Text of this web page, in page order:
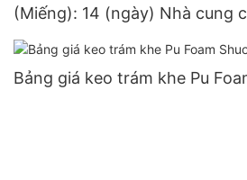
(Miếng): 14 (ngày) Nhà cung
Foam tùy chỉnh
Bảng giá keo trám khe Pu